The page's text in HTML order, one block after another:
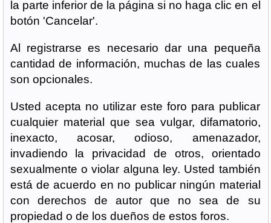
la parte inferior de la página si no haga clic en el
botón 'Cancelar'.
Al registrarse es necesario dar una pequeña
cantidad de información, muchas de las cuales
son opcionales.
Usted acepta no utilizar este foro para publicar
cualquier material que sea vulgar, difamatorio,
inexacto, acosar, odioso, amenazador,
invadiendo la privacidad de otros, orientado
sexualmente o violar alguna ley. Usted también
está de acuerdo en no publicar ningún material
con derechos de autor que no sea de su
propiedad o de los dueños de estos foros.